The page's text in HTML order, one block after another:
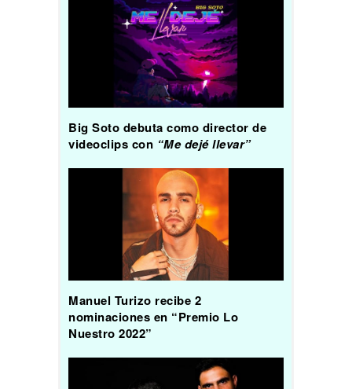
Big Soto debuta como director de
videoclips con “Me dejé llevar”
Manuel Turizo recibe 2
nominaciones en “Premio Lo
Nuestro 2022”